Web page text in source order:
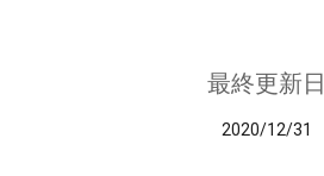
最終更新日
2020/12/31